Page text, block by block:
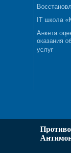
IT школа
Анкета
оказания
услуг